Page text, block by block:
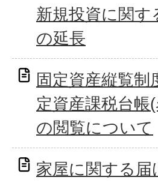
新規投資に関す
の延長
固定資産縦覧制
定資産課税台帳
の閲覧について
家屋に関する届